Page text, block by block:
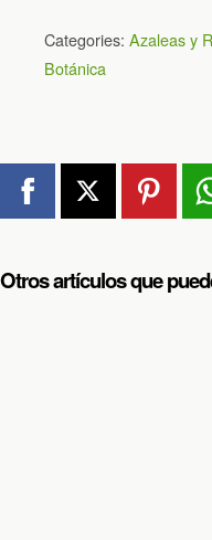
Categories: Azaleas y
Botánica
Otros artículos que